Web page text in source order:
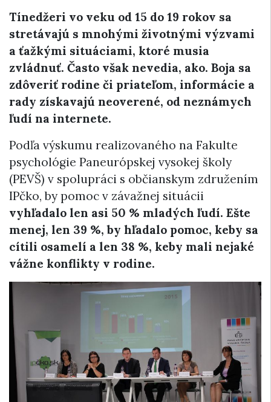
Tínedžeri vo veku od 15 do 19 rokov sa
stretávajú s mnohými životnými výzvami
a ťažkými situáciami, ktoré musia
zvládnuť. Často však nevedia, ako. Boja sa
zdôveriť rodine či priateľom, informácie a
rady získavajú neoverené, od neznámych
ľudí na internete.
Podľa výskumu realizovaného na Fakulte
psychológie Paneurópskej vysokej školy
(PEVŠ) v spolupráci s občianskym združením
IPčko, by pomoc v závažnej situácii
vyhľadalo len asi 50 % mladých ľudí. Ešte
menej, len 39 %, by hľadalo pomoc, keby sa
cítili osamelí a len 38 %, keby mali nejaké
vážne konflikty v rodine.